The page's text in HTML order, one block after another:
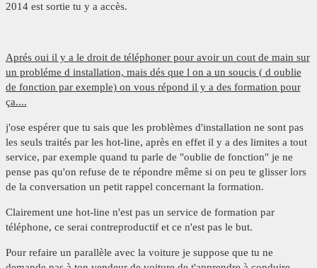
2014 est sortie tu y a accès.
Aprés oui il y a le droit de téléphoner pour avoir un cout de main sur
un probléme d installation, mais dés que l on a un soucis ( d oublie
de fonction par exemple) on vous répond il y a des formation pour
ça....
j'ose espérer que tu sais que les problèmes d'installation ne sont pas
les seuls traités par les hot-line, après en effet il y a des limites a tout
service, par exemple quand tu parle de "oublie de fonction" je ne
pense pas qu'on refuse de te répondre même si on peu te glisser lors
de la conversation un petit rappel concernant la formation.
Clairement une hot-line n'est pas un service de formation par
téléphone, ce serai contreproductif et ce n'est pas le but.
Pour refaire un parallèle avec la voiture je suppose que tu ne